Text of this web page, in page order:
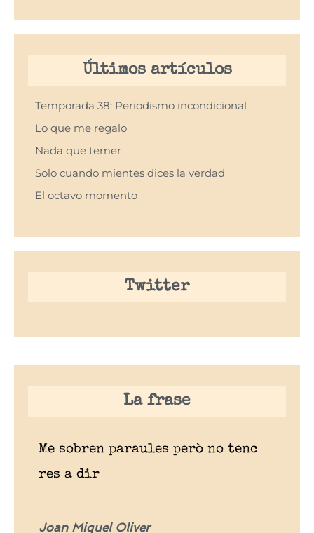
Últimos artículos
Temporada 38: Periodismo incondicional
Lo que me regalo
Nada que temer
Solo cuando mientes dices la verdad
El octavo momento
Twitter
La frase
Me sobren paraules però no tenc
res a dir
Joan Miquel Oliver